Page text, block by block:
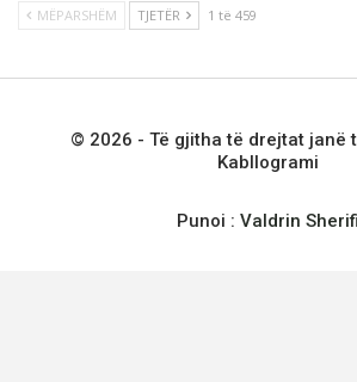
MËPARSHËM TJETËR 1 të 459
© 2026 - Të gjitha të drejtat janë
Kabllogrami
Punoi : Valdrin Sherifi